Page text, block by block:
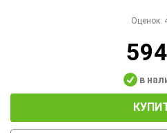
Оценок:
в